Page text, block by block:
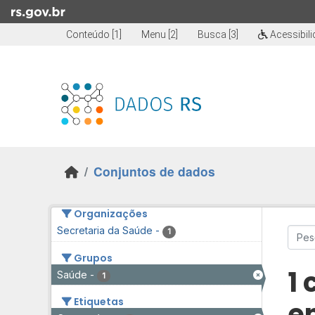
Skip to main content
Conteúdo [1] Menu [2] Busca [3]
Conjuntos de dados
Organizações
Secretaria da Saúde - 1
Grupos
Saúde - 1
Etiquetas
1